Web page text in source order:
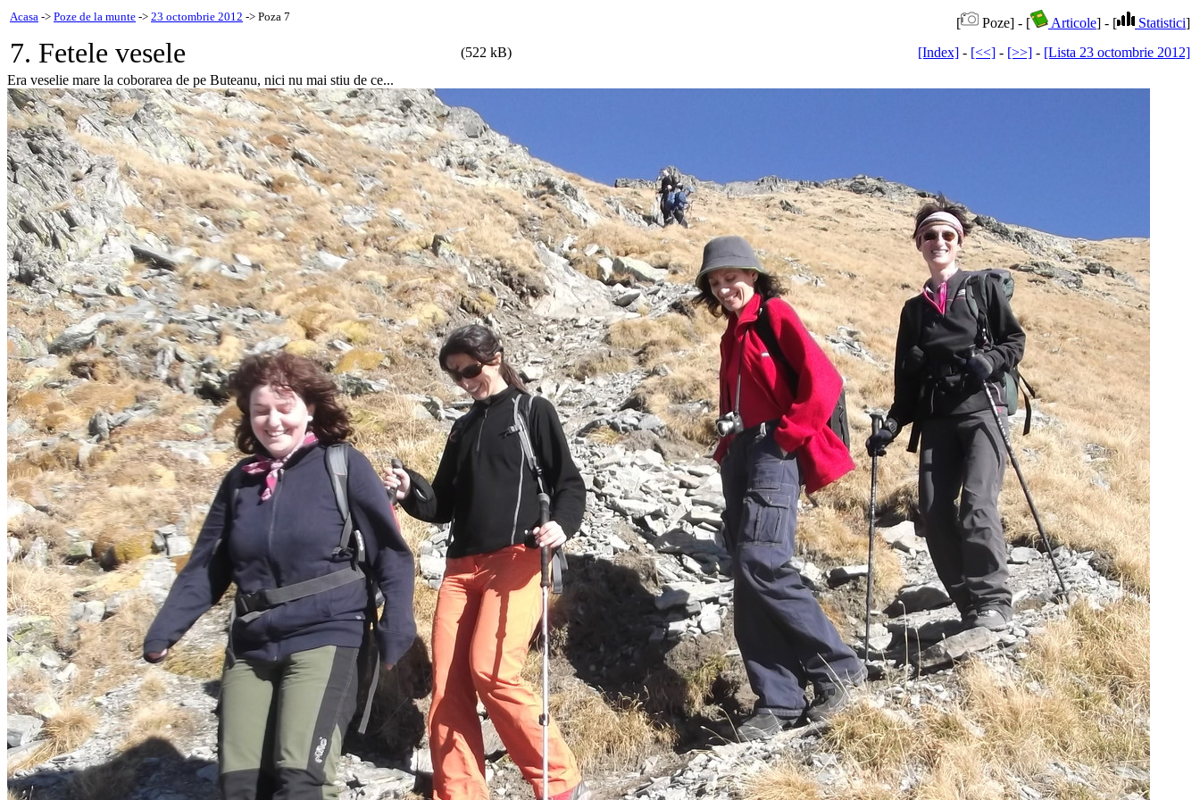
Acasa -> Poze de la munte -> 23 octombrie 2012 -> Poza 7 [ Poze] - [ Articole] - [ Statistici]
7. Fetele vesele (522 kB) [Index] - [<<] - [>>] - [Lista 23 octombrie 2012]
Era veselie mare la coborarea de pe Buteanu, nici nu mai stiu de ce...